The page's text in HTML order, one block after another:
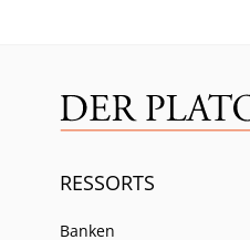
RESSORTS
Banken